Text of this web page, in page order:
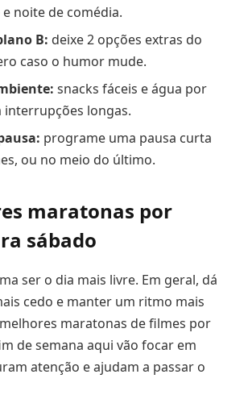
noite de comédia.
B: deixe 2 opções extras do
caso o humor mude.
snacks fáceis e água por
interrupções longas.
programe uma pausa curta
ou no meio do último.
maratonas por
sábado
ser o dia mais livre. Em geral, dá
cedo e manter um ritmo mais
maratonas de filmes por
de semana aqui vão focar em
atenção e ajudam a passar o